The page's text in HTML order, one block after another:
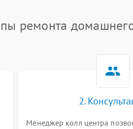
ремонта
2.
Менеджер колл центра